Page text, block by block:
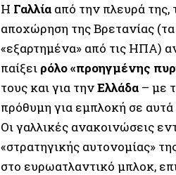
Η Γαλλία από την πλευρά
αποχώρηση της Βρετανίας (τα
«εξαρτημένα» από τις ΗΠΑ)
παίξει ρόλο «προηγμένης
τους και για τηνΕλλάδα – με
πρόθυμη για εμπλοκή σε αυτά
Οι γαλλικές ανακοινώσεις
«στρατηγικής αυτονομίας»
στο ευρωατλαντικό μπλοκ,